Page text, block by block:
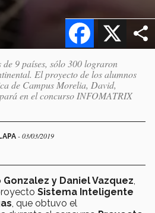
X
Facebook
de 9 países, sólo 300 lograron
El proyecto de los alumnos
de Campus Morelia, David,
en el concurso INFOMATRIX
- 03/03/2019
y Daniel Vazquez
Sistema Inteligente
, que obtuvo el